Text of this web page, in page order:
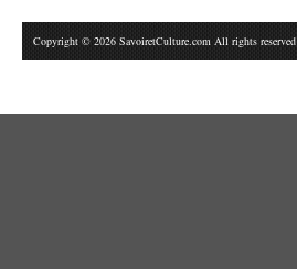
Copyright © 2026 SavoiretCulture.com All rights reserved